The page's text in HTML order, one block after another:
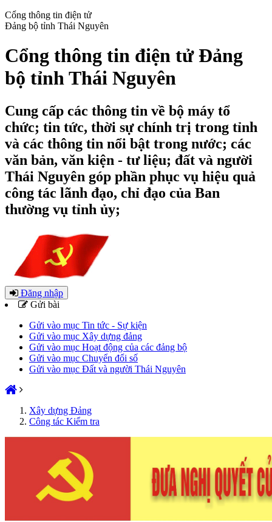
Cổng thông tin điện tử
Đảng bộ tỉnh Thái Nguyên
Cổng thông tin điện tử Đảng
bộ tỉnh Thái Nguyên
Cung cấp các thông tin về bộ máy tổ
chức; tin tức, thời sự chính trị trong tỉnh
và các thông tin nổi bật trong nước; các
văn bản, văn kiện - tư liệu; đất và người
Thái Nguyên góp phần phục vụ hiệu quả
công tác lãnh đạo, chỉ đạo của Ban
thường vụ tỉnh ủy;
Đăng nhập
Gửi bài
Gửi vào mục Tin tức - Sự kiện
Gửi vào mục Xây dựng đảng
Gửi vào mục Hoạt động của các đảng bộ
Gửi vào mục Chuyển đổi số
Gửi vào mục Đất và người Thái Nguyên
Xây dựng Đảng
Công tác Kiểm tra